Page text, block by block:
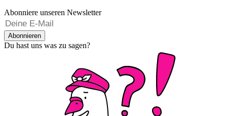
Abonniere unseren Newsletter
Abonnieren
Du hast uns was zu sagen?